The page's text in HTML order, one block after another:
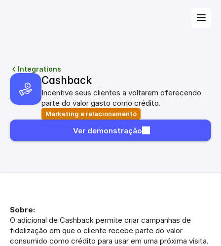
Integrations
Cashback
Incentive seus clientes a voltarem oferecendo
parte do valor gasto como crédito.
Marketing e relacionamento
Ver demonstração
Sobre:
O adicional de Cashback permite criar campanhas de
fidelização em que o cliente recebe parte do valor
consumido como crédito para usar em uma próxima visita.